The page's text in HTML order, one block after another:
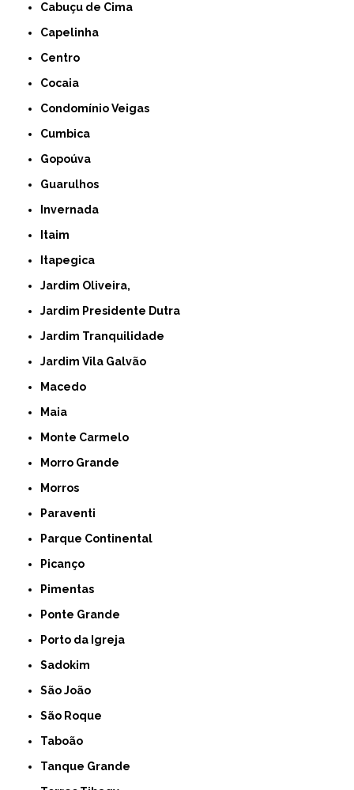
Cabuçu de Cima
Capelinha
Centro
Cocaia
Condomínio Veigas
Cumbica
Gopoúva
Guarulhos
Invernada
Itaim
Itapegica
Jardim Oliveira,
Jardim Presidente Dutra
Jardim Tranquilidade
Jardim Vila Galvão
Macedo
Maia
Monte Carmelo
Morro Grande
Morros
Paraventi
Parque Continental
Picanço
Pimentas
Ponte Grande
Porto da Igreja
Sadokim
São João
São Roque
Taboão
Tanque Grande